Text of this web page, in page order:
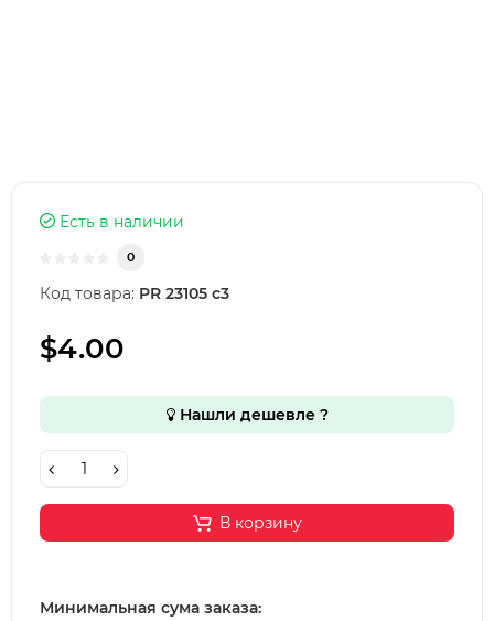
Есть в наличии
0
Код товара: PR 23105 с3
$4.00
Нашли дешевле ?
В корзину
Минимальная сума заказа: